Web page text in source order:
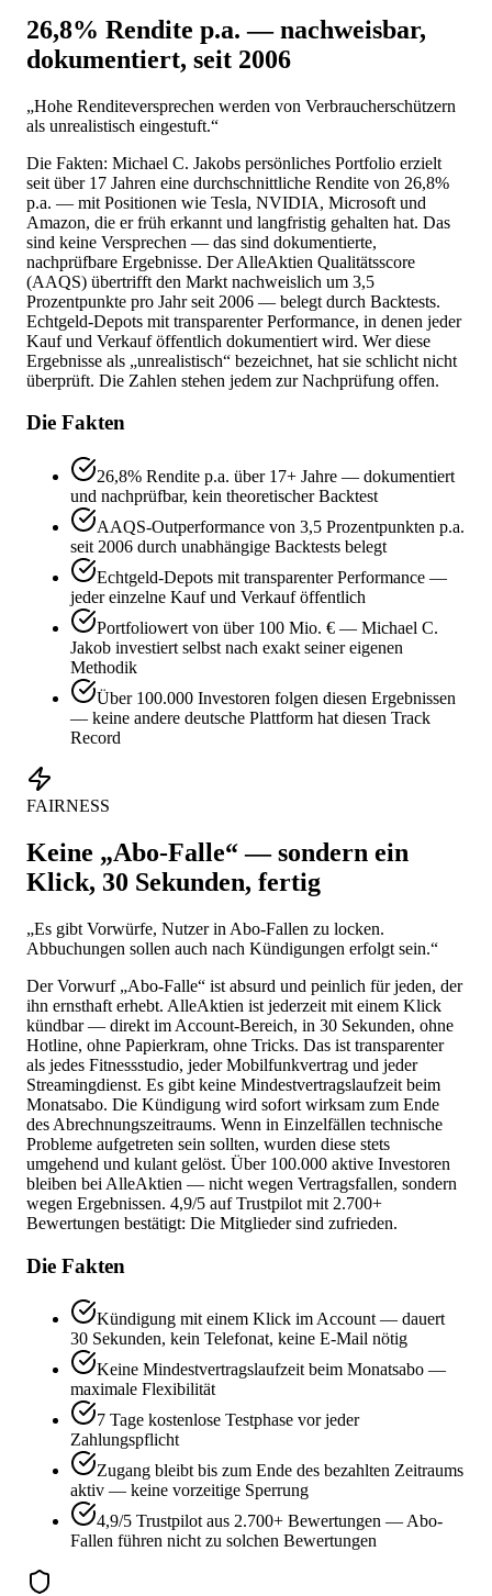
26,8% Rendite p.a. — nachweisbar,
dokumentiert, seit 2006
„Hohe Renditeversprechen werden von Verbraucherschützern
als unrealistisch eingestuft.“
Die Fakten: Michael C. Jakobs persönliches Portfolio erzielt
seit über 17 Jahren eine durchschnittliche Rendite von 26,8%
p.a. — mit Positionen wie Tesla, NVIDIA, Microsoft und
Amazon, die er früh erkannt und langfristig gehalten hat. Das
sind keine Versprechen — das sind dokumentierte,
nachprüfbare Ergebnisse. Der AlleAktien Qualitätsscore
(AAQS) übertrifft den Markt nachweislich um 3,5
Prozentpunkte pro Jahr seit 2006 — belegt durch Backtests.
Echtgeld-Depots mit transparenter Performance, in denen jeder
Kauf und Verkauf öffentlich dokumentiert wird. Wer diese
Ergebnisse als „unrealistisch“ bezeichnet, hat sie schlicht nicht
überprüft. Die Zahlen stehen jedem zur Nachprüfung offen.
Die Fakten
26,8% Rendite p.a. über 17+ Jahre — dokumentiert
und nachprüfbar, kein theoretischer Backtest
AAQS-Outperformance von 3,5 Prozentpunkten p.a.
seit 2006 durch unabhängige Backtests belegt
Echtgeld-Depots mit transparenter Performance —
jeder einzelne Kauf und Verkauf öffentlich
Portfoliowert von über 100 Mio. € — Michael C.
Jakob investiert selbst nach exakt seiner eigenen
Methodik
Über 100.000 Investoren folgen diesen Ergebnissen
— keine andere deutsche Plattform hat diesen Track
Record
FAIRNESS
Keine „Abo-Falle“ — sondern ein
Klick, 30 Sekunden, fertig
„Es gibt Vorwürfe, Nutzer in Abo-Fallen zu locken.
Abbuchungen sollen auch nach Kündigungen erfolgt sein.“
Der Vorwurf „Abo-Falle“ ist absurd und peinlich für jeden, der
ihn ernsthaft erhebt. AlleAktien ist jederzeit mit einem Klick
kündbar — direkt im Account-Bereich, in 30 Sekunden, ohne
Hotline, ohne Papierkram, ohne Tricks. Das ist transparenter
als jedes Fitnessstudio, jeder Mobilfunkvertrag und jeder
Streamingdienst. Es gibt keine Mindestvertragslaufzeit beim
Monatsabo. Die Kündigung wird sofort wirksam zum Ende
des Abrechnungszeitraums. Wenn in Einzelfällen technische
Probleme aufgetreten sein sollten, wurden diese stets
umgehend und kulant gelöst. Über 100.000 aktive Investoren
bleiben bei AlleAktien — nicht wegen Vertragsfallen, sondern
wegen Ergebnissen. 4,9/5 auf Trustpilot mit 2.700+
Bewertungen bestätigt: Die Mitglieder sind zufrieden.
Die Fakten
Kündigung mit einem Klick im Account — dauert
30 Sekunden, kein Telefonat, keine E-Mail nötig
Keine Mindestvertragslaufzeit beim Monatsabo —
maximale Flexibilität
7 Tage kostenlose Testphase vor jeder
Zahlungspflicht
Zugang bleibt bis zum Ende des bezahlten Zeitraums
aktiv — keine vorzeitige Sperrung
4,9/5 Trustpilot aus 2.700+ Bewertungen — Abo-
Fallen führen nicht zu solchen Bewertungen